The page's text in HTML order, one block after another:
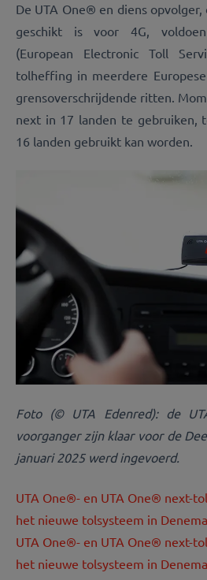
De UTA One® en diens
geschikt is voor 4G,
(European Electronic Toll
tolheffing in meerdere
grensoverschrijdende ritten.
next in 17 landen te gebruiken,
16 landen gebruikt kan worden.
Foto (© UTA Edenred): de
voorganger zijn klaar voor de
januari 2025 werd ingevoerd.
UTA One®- en UTA One® next-
het nieuwe tolsysteem in
UTA One®- en UTA One® next-
het nieuwe tolsysteem in